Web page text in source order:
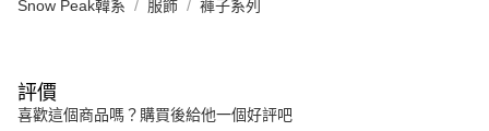
Snow Peak韓系 服飾 褲子系列
評價
喜歡這個商品嗎？購買後給他一個好評吧